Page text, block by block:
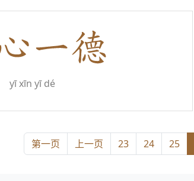
yī xīn yī dé
第一页 上一页 23 24 25